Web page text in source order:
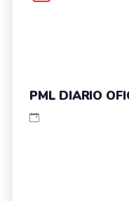
PML DIARIO